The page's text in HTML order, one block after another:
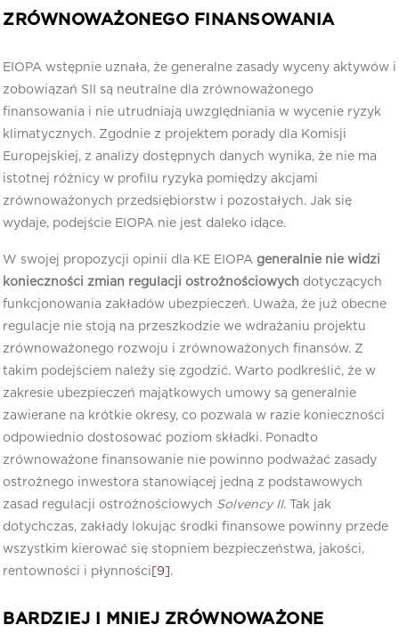
ZRÓWNOWAŻONEGO FINANSOWANIA
EIOPA wstępnie uznała, że generalne zasady wyceny aktywów i
zobowiązań SII są neutralne dla zrównoważonego
finansowania i nie utrudniają uwzględniania w wycenie ryzyk
klimatycznych. Zgodnie z projektem porady dla Komisji
Europejskiej, z analizy dostępnych danych wynika, że nie ma
istotnej różnicy w profilu ryzyka pomiędzy akcjami
zrównoważonych przedsiębiorstw i pozostałych. Jak się
wydaje, podejście EIOPA nie jest daleko idące.
W swojej propozycji opinii dla KE EIOPA generalnie nie widzi
konieczności zmian regulacji ostrożnościowych dotyczących
funkcjonowania zakładów ubezpieczeń. Uważa, że już obecne
regulacje nie stoją na przeszkodzie we wdrażaniu projektu
zrównoważonego rozwoju i zrównoważonych finansów. Z
takim podejściem należy się zgodzić. Warto podkreślić, że w
zakresie ubezpieczeń majątkowych umowy są generalnie
zawierane na krótkie okresy, co pozwala w razie konieczności
odpowiednio dostosować poziom składki. Ponadto
zrównoważone finansowanie nie powinno podważać zasady
ostrożnego inwestora stanowiącej jedną z podstawowych
zasad regulacji ostrożnościowych Solvency II. Tak jak
dotychczas, zakłady lokując środki finansowe powinny przede
wszystkim kierować się stopniem bezpieczeństwa, jakości,
rentowności i płynności [9] .
BARDZIEJ I MNIEJ ZRÓWNOWAŻONE